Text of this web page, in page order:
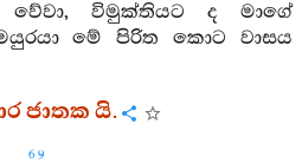
විමුක්තියට ද මාගේ
මේ පිරිත කොට වාසය
ජාතක යි.
69